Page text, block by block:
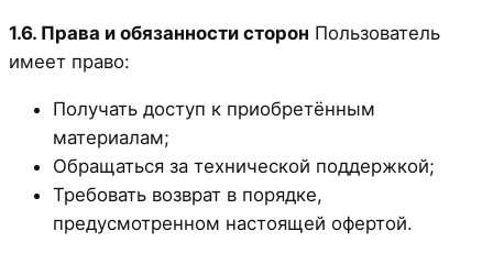
1.6. Права и обязанности сторон Пользователь
имеет право:
Получать доступ к приобретённым
материалам;
Обращаться за технической поддержкой;
Требовать возврат в порядке,
предусмотренном настоящей офертой.